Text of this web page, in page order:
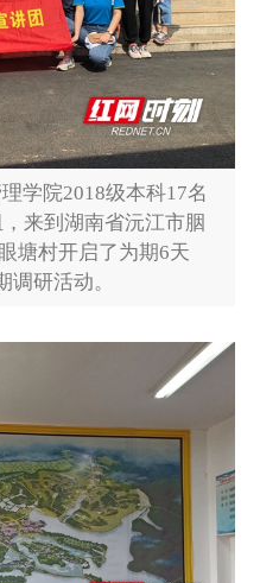
学院2018级本科17名
来到湖南省沅江市胭
塘村开启了为期6天
调研活动。